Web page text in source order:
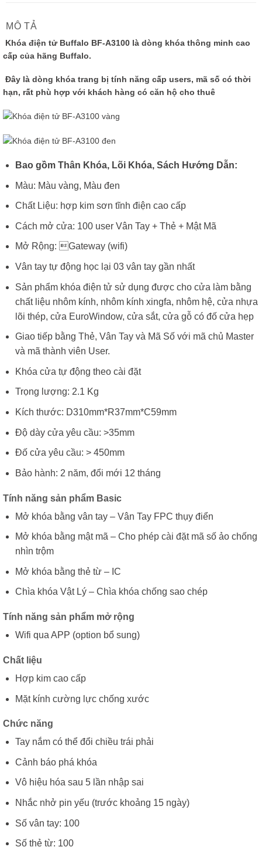
MÔ TẢ
Khóa điện tử Buffalo BF-A3100 là dòng khóa thông minh cao
cấp của hãng Buffalo.
Đây là dòng khóa trang bị tính năng cấp users, mã số có thời
hạn, rất phù hợp với khách hàng có căn hộ cho thuê
Bao gồm Thân Khóa, Lõi Khóa, Sách Hướng Dẫn:
Màu: Màu vàng, Màu đen
Chất Liệu: hợp kim sơn tĩnh điện cao cấp
Cách mở cửa: 100 user Vân Tay + Thẻ + Mật Mã
Mở Rộng: Gateway (wifi)
Vân tay tự động học lại 03 vân tay gần nhất
Sản phẩm khóa điện tử sử dụng được cho cửa làm bằng
chất liệu nhôm kính, nhôm kính xingfa, nhôm hệ, cửa nhựa
lõi thép, cửa EuroWindow, cửa sắt, cửa gỗ có đố cửa hẹp
Giao tiếp bằng Thẻ, Vân Tay và Mã Số với mã chủ Master
và mã thành viên User.
Khóa cửa tự động theo cài đặt
Trọng lượng: 2.1 Kg
Kích thước: D310mm*R37mm*C59mm
Độ dày cửa yêu cầu: >35mm
Đố cửa yêu cầu: > 450mm
Bảo hành: 2 năm, đổi mới 12 tháng
Tính năng sản phẩm Basic
Mở khóa bằng vân tay – Vân Tay FPC thụy điển
Mở khóa bằng mật mã – Cho phép cài đặt mã số ảo chống
nhìn trộm
Mở khóa bằng thẻ từ – IC
Chìa khóa Vật Lý – Chìa khóa chống sao chép
Tính năng sản phẩm mở rộng
Wifi qua APP (option bổ sung)
Chất liệu
Hợp kim cao cấp
Mặt kính cường lực chống xước
Chức năng
Tay nắm có thể đổi chiều trái phải
Cảnh báo phá khóa
Vô hiệu hóa sau 5 lần nhập sai
Nhắc nhở pin yếu (trước khoảng 15 ngày)
Số vân tay: 100
Số thẻ từ: 100